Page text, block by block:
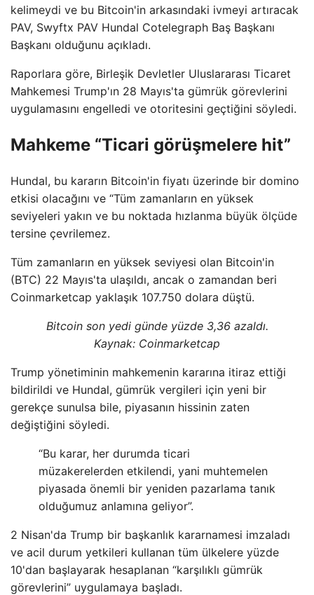
kelimeydi ve bu Bitcoin'in arkasındaki ivmeyi artıracak
PAV, Swyftx PAV Hundal Cotelegraph Baş Başkanı
Başkanı olduğunu açıkladı.
Raporlara göre, Birleşik Devletler Uluslararası Ticaret
Mahkemesi Trump'ın 28 Mayıs'ta gümrük görevlerini
uygulamasını engelledi ve otoritesini geçtiğini söyledi.
Mahkeme “Ticari görüşmelere hit”
Hundal, bu kararın Bitcoin'in fiyatı üzerinde bir domino
etkisi olacağını ve “Tüm zamanların en yüksek
seviyeleri yakın ve bu noktada hızlanma büyük ölçüde
tersine çevrilemez.
Tüm zamanların en yüksek seviyesi olan Bitcoin'in
(BTC) 22 Mayıs'ta ulaşıldı, ancak o zamandan beri
Coinmarketcap yaklaşık 107.750 dolara düştü.
Bitcoin son yedi günde yüzde 3,36 azaldı.
Kaynak: Coinmarketcap
Trump yönetiminin mahkemenin kararına itiraz ettiği
bildirildi ve Hundal, gümrük vergileri için yeni bir
gerekçe sunulsa bile, piyasanın hissinin zaten
değiştiğini söyledi.
“Bu karar, her durumda ticari
müzakerelerden etkilendi, yani muhtemelen
piyasada önemli bir yeniden pazarlama tanık
olduğumuz anlamına geliyor”.
2 Nisan'da Trump bir başkanlık kararnamesi imzaladı
ve acil durum yetkileri kullanan tüm ülkelere yüzde
10'dan başlayarak hesaplanan “karşılıklı gümrük
görevlerini” uygulamaya başladı.